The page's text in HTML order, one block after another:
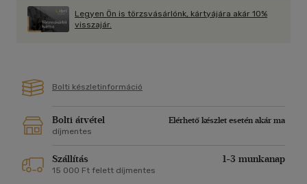
A könyvet olvasva végigkísérhetjük egy nagyszerű álom
megvalósulását, és a háromgyerekes család kalandokkal teli
megrendítő pillanatokat, és magunkba szívjuk a szövegből
áradó életigenlést és szabadságot.
Legyen Ön is törzsvásárlónk, kártyájára akár 10%
visszajár.
Bolti készletinformáció
Bolti átvétel
Elérhető készlet esetén akár ma
díjmentes
Szállítás 1-3 munkanap
15 000 Ft felett díjmentes